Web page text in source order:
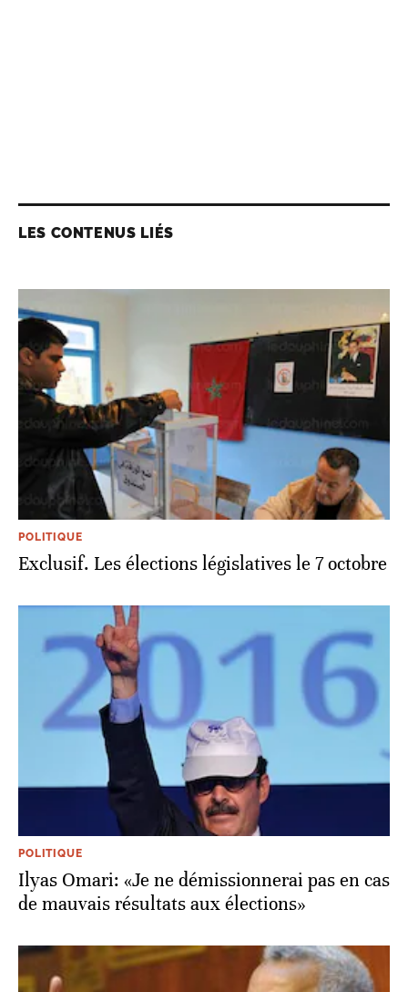
LES CONTENUS LIÉS
POLITIQUE
Exclusif. Les élections législatives le 7 octobre
POLITIQUE
Ilyas Omari: «Je ne démissionnerai pas en cas
de mauvais résultats aux élections»